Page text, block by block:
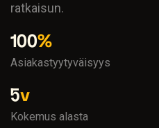
ratkaisun.
100%
Asiakastyytyväisyys
5v
Kokemus alasta